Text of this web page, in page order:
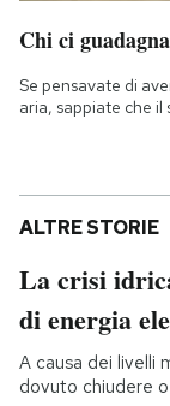
Chi ci
Se pensavate di
aria, sappiate che
ALTRE STORIE
La crisi
di energia
A causa dei livelli
dovuto chiudere